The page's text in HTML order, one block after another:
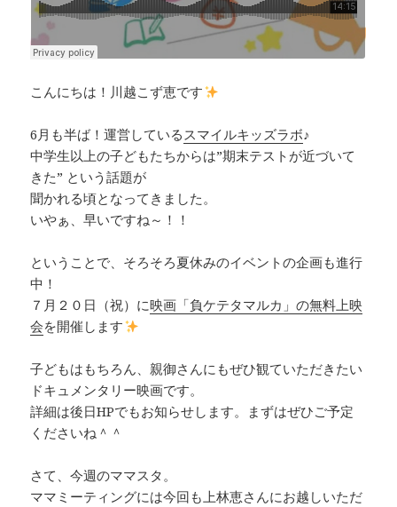
こんにちは！川越こず恵です
6月も半ば！運営しているスマイルキッズラボ♪
中学生以上の子どもたちからは”期末テストが近づいて
きた” という話題が
聞かれる頃となってきました。
いやぁ、早いですね～！！
ということで、そろそろ夏休みのイベントの企画も進行
中！
７月２０日（祝）に映画「負ケテタマルカ」の無料上映
会を開催します
子どもはもちろん、親御さんにもぜひ観ていただきたい
ドキュメンタリー映画です。
詳細は後日HPでもお知らせします。まずはぜひご予定
くださいね＾＾
さて、今週のママスタ。
ママミーティングには今回も上林恵さんにお越しいただ